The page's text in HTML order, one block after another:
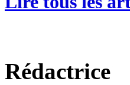
Rédactrice